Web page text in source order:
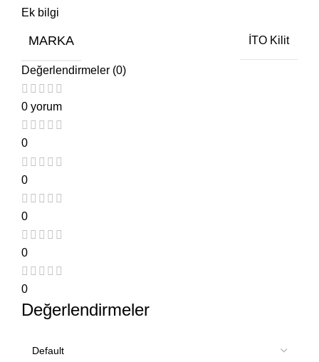
Ek bilgi
MARKA İTO Kilit
Değerlendirmeler (0)
0 yorum
0
0
0
0
0
Değerlendirmeler